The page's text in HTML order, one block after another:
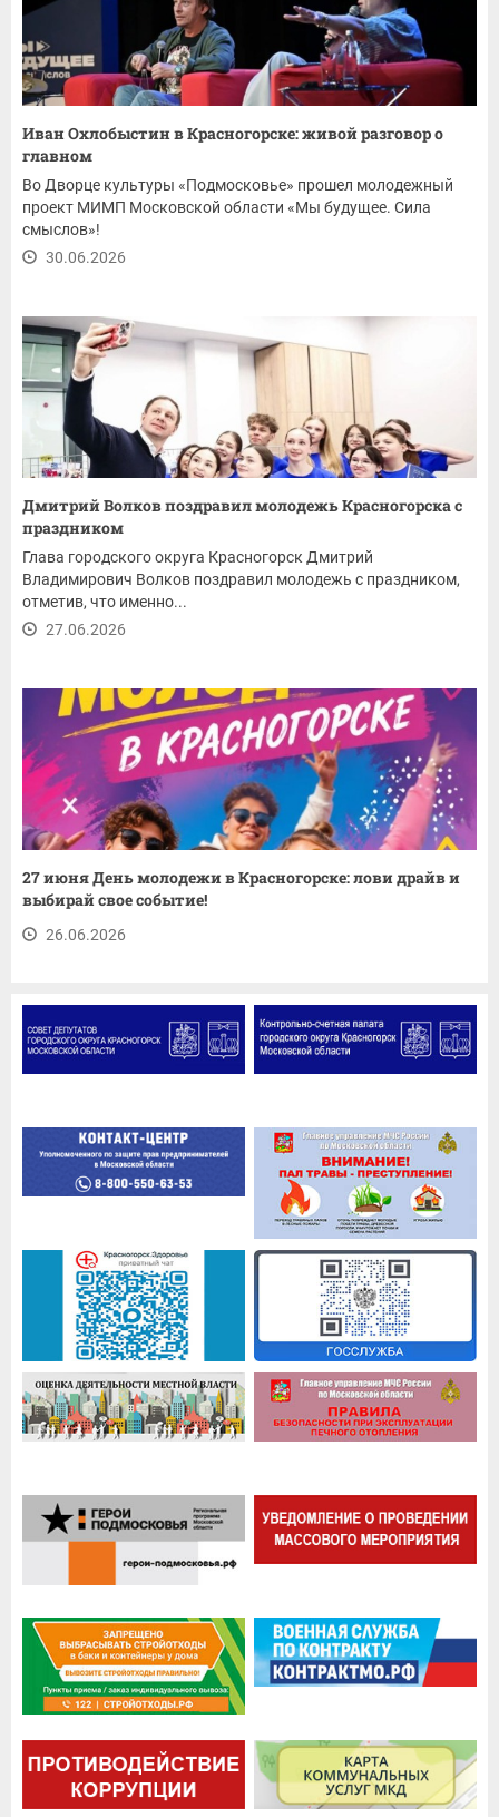
Иван Охлобыстин в Красногорске: живой разговор о
главном
Во Дворце культуры «Подмосковье» прошел молодежный
проект МИМП Московской области «Мы будущее. Сила
смыслов»!
30.06.2026
Дмитрий Волков поздравил молодежь Красногорска с
праздником
Глава городского округа Красногорск Дмитрий
Владимирович Волков поздравил молодежь с праздником,
отметив, что именно...
27.06.2026
27 июня День молодежи в Красногорске: лови драйв и
выбирай свое событие!
26.06.2026